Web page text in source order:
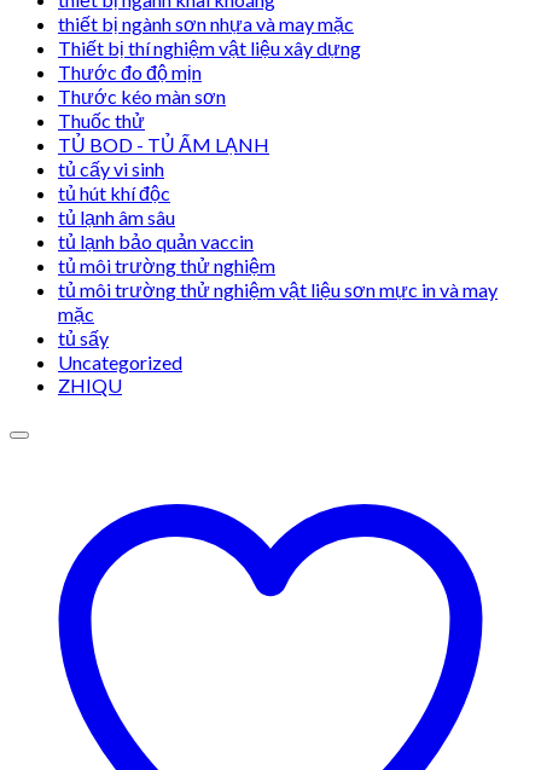
thiết bị ngành sơn nhựa và may mặc
Thiết bị thí nghiệm vật liệu xây dựng
Thước đo độ mịn
Thước kéo màn sơn
Thuốc thử
TỦ BOD - TỦ ẤM LẠNH
tủ cấy vi sinh
tủ hút khí độc
tủ lạnh âm sâu
tủ lạnh bảo quản vaccin
tủ môi trường thử nghiệm
tủ môi trường thử nghiệm vật liệu sơn mực in và may
mặc
tủ sấy
Uncategorized
ZHIQU